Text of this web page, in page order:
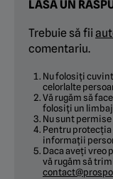
LASĂ UN
Trebuie să fii
comentariu.
Nu folosiți
celorlalte
Vă rugăm să
folosiți un limbaj
Nu sunt
Pentru
informații
Daca aveți vreo
vă rugăm să